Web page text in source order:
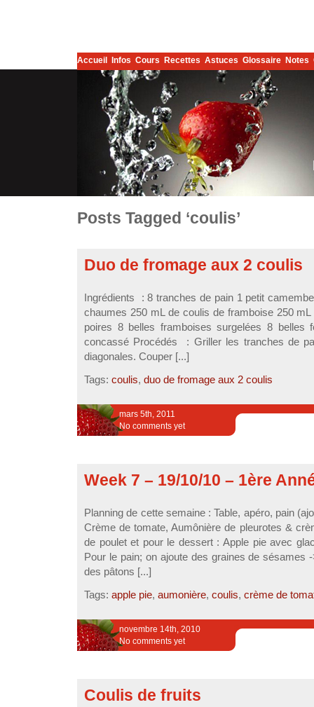
Accueil Infos Cours Recettes Astuces Glossaire Notes
Posts Tagged ‘coulis’
Duo de fromage aux 2 coulis
Ingrédients : 8 tranches de pain 1 petit
chaumes 250 mL de coulis de framboise 250
poires 8 belles framboises surgelées 8 belles
concassé Procédés : Griller les tranches de
diagonales. Couper [...]
Tags: coulis, duo de fromage aux 2 coulis
mars 5th, 2011
No comments yet
Week 7 – 19/10/10 – 1ère
Planning de cette semaine : Table, apéro, pain
Crème de tomate, Aumônière de pleurotes &
de poulet et pour le dessert : Apple pie avec
Pour le pain; on ajoute des graines de sésames
des pâtons [...]
Tags: apple pie, aumonière, coulis, crème de
novembre 14th, 2010
No comments yet
Coulis de fruits